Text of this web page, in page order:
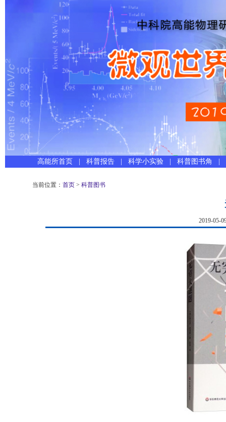
高能所首页 科普报告 科学小实验 科普图书角
当前位置： 首页 > 科普图书
2019-05-